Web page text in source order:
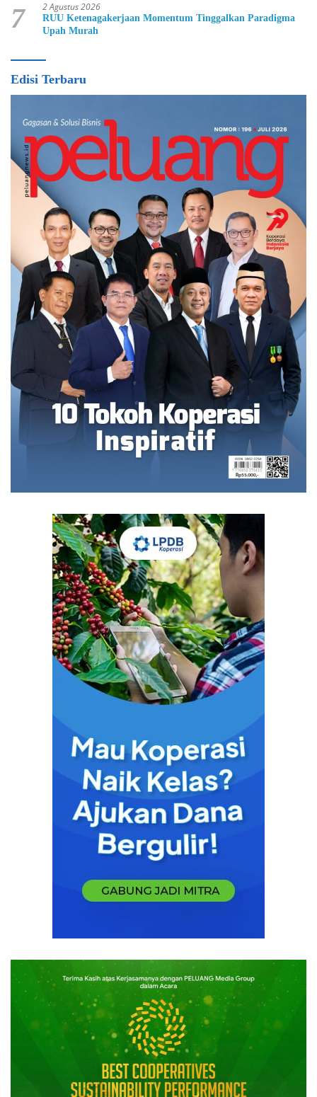
7 2 Agustus 2026
RUU Ketenagakerjaan Momentum Tinggalkan Paradigma
Upah Murah
Edisi Terbaru